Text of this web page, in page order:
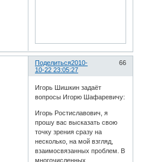
Поделиться 66
2010-
10-22 23:05:27
Игорь Шишкин задаёт
вопросы Игорю Шафаревичу:
Игорь Ростиславович, я
прошу вас высказать свою
точку зрения сразу на
несколько, на мой взгляд,
взаимосвязанных проблем. В
многочисленных